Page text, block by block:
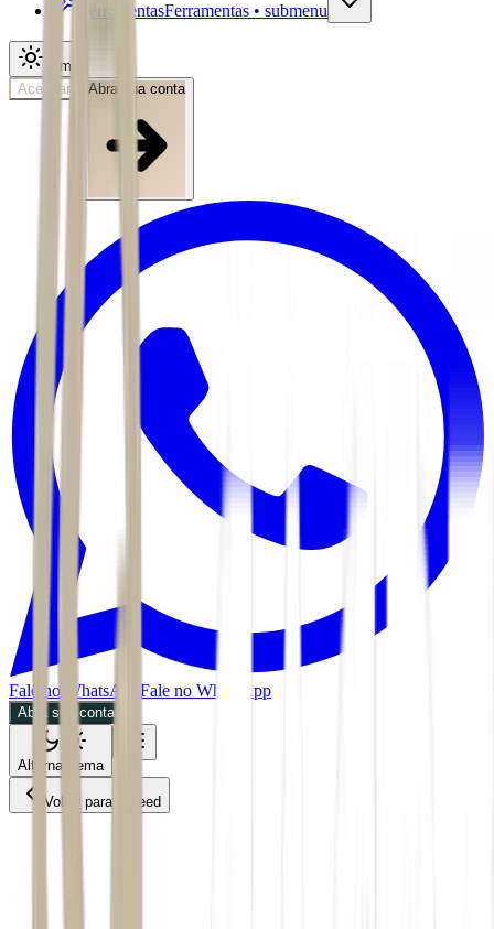
FerramentasFerramentas • submenu
Tema
Acessar
Abra sua conta
Fale no WhatsApp Fale no WhatsApp
Abra sua conta
Alternar tema
Voltar para o Feed